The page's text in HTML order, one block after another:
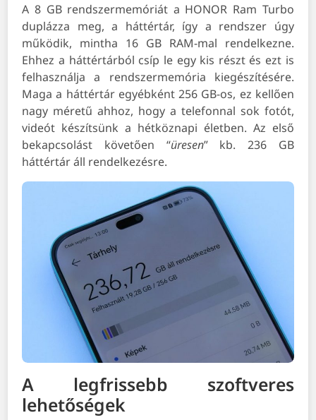
A 8 GB rendszermemóriát a HONOR Ram Turbo
duplázza meg, a háttértár, így a rendszer úgy
működik, mintha 16 GB RAM-mal rendelkezne.
Ehhez a háttértárból csíp le egy kis részt és ezt is
felhasználja a rendszermemória kiegészítésére.
Maga a háttértár egyébként 256 GB-os, ez kellően
nagy méretű ahhoz, hogy a telefonnal sok fotót,
videót készítsünk a hétköznapi életben. Az első
bekapcsolást követően “üresen” kb. 236 GB
háttértár áll rendelkezésre.
A legfrissebb szoftveres
lehetőségek